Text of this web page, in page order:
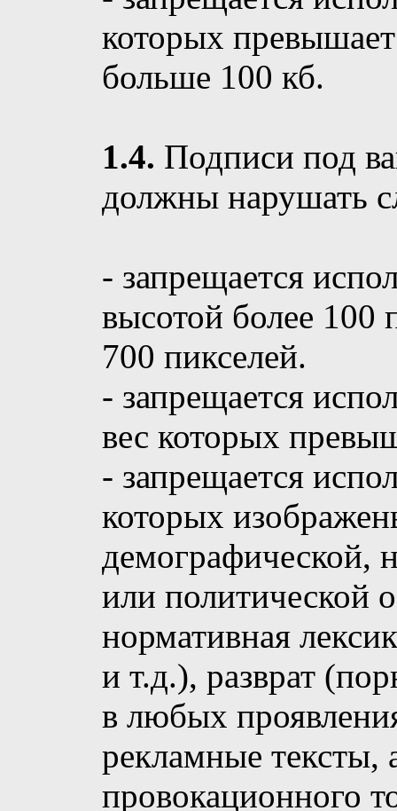
которых
больше 100 кб.
1.4. Подписи под
должны нарушать
- запрещается
высотой более 100
700 пикселей.
- запрещается
вес которых
- запрещается
которых
демографической,
или политической
нормативная
и т.д.), разврат
в любых
рекламные тексты,
провокационного